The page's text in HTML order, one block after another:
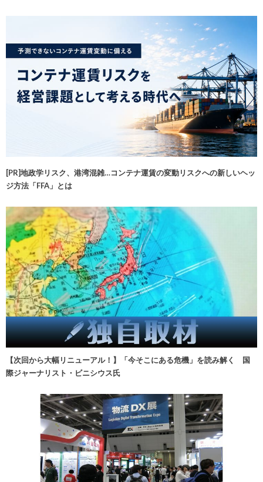
[PR]地政学リスク、港湾混雑…コンテナ運賃の変動リスクへの新しいヘッ
ジ方法「FFA」とは
【次回から大幅リニューアル！】「今そこにある危機」を読み解く 国
際ジャーナリスト・ビニシウス氏